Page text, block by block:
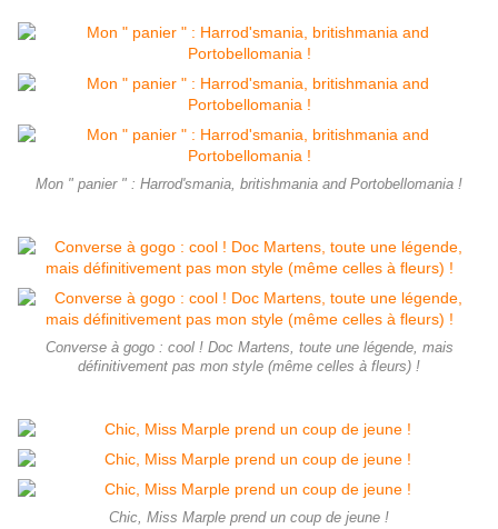
Mon " panier " : Harrod'smania, britishmania and Portobellomania !
Converse à gogo : cool ! Doc Martens, toute une légende, mais
définitivement pas mon style (même celles à fleurs) !
Chic, Miss Marple prend un coup de jeune !